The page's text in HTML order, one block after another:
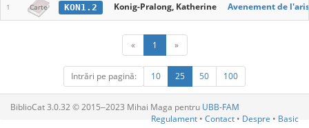
1 Carte KON1.2 Konig-Pralong, Katherine Avenement de
« 1 »
Intrări pe pagină: 10 25 50 100
BiblioCat 3.0.32 © 2015‒2023 Mihai Maga pentru UBB-FAM
Regulament • Contact • Despre • Basic